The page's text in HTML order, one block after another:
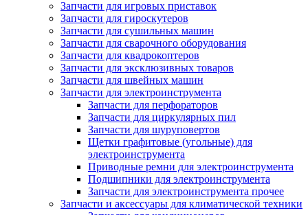
Запчасти для игровых приставок
Запчасти для гироскутеров
Запчасти для сушильных машин
Запчасти для сварочного оборудования
Запчасти для квадрокоптеров
Запчасти для эксклюзивных товаров
Запчасти для швейных машин
Запчасти для электроинструмента
Запчасти для перфораторов
Запчасти для циркулярных пил
Запчасти для шуруповертов
Щетки графитовые (угольные) для
электроинструмента
Приводные ремни для электроинструмента
Подшипники для электроинструмента
Запчасти для электроинструмента прочее
Запчасти и аксессуары для климатической техники